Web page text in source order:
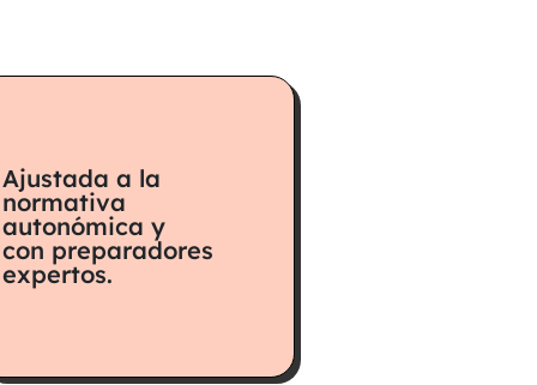
Ajustada a la
normativa
autonómica y
con preparadores
expertos.